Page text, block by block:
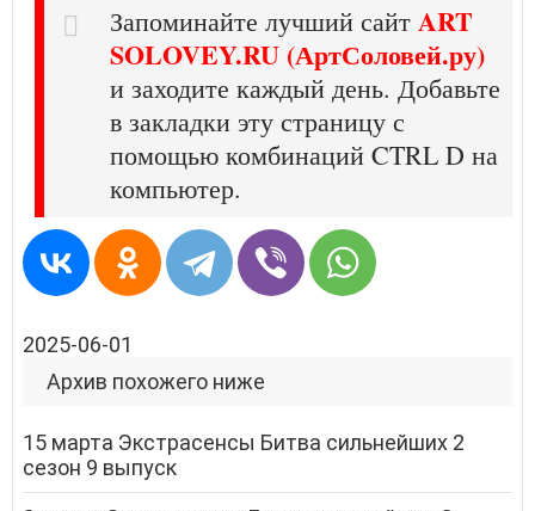
Запоминайте лучший сайт ART
SOLOVEY.RU (АртСоловей.ру)
и заходите каждый день. Добавьте
в закладки эту страницу с
помощью комбинаций CTRL D на
компьютер.
2025-06-01
Архив похожего ниже
15 марта Экстрасенсы Битва сильнейших 2
сезон 9 выпуск